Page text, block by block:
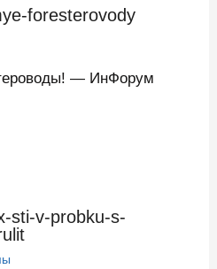
foresterovody
— ИнФорум
sti-v-probku-s-